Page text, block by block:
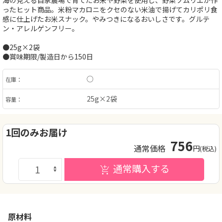
ったヒット商品。米粉マカロニをクセのない米油で揚げてカリポリ食
感に仕上げたお米スナック。やみつきになるおいしさです。グルテ
ン・アレルゲンフリー。
●25g×2袋
●賞味期限/製造日から150日
在庫： ○
容量： 25g×2袋
1回のみお届け
通常価格 756円(税込)
通常購入する
原材料